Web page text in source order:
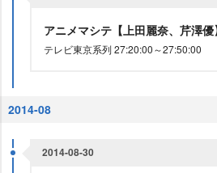
アニメマシテ【上田麗奈、芹澤優
テレビ東京系列 27:20:00～27:50:00
2014-08
2014-08-30